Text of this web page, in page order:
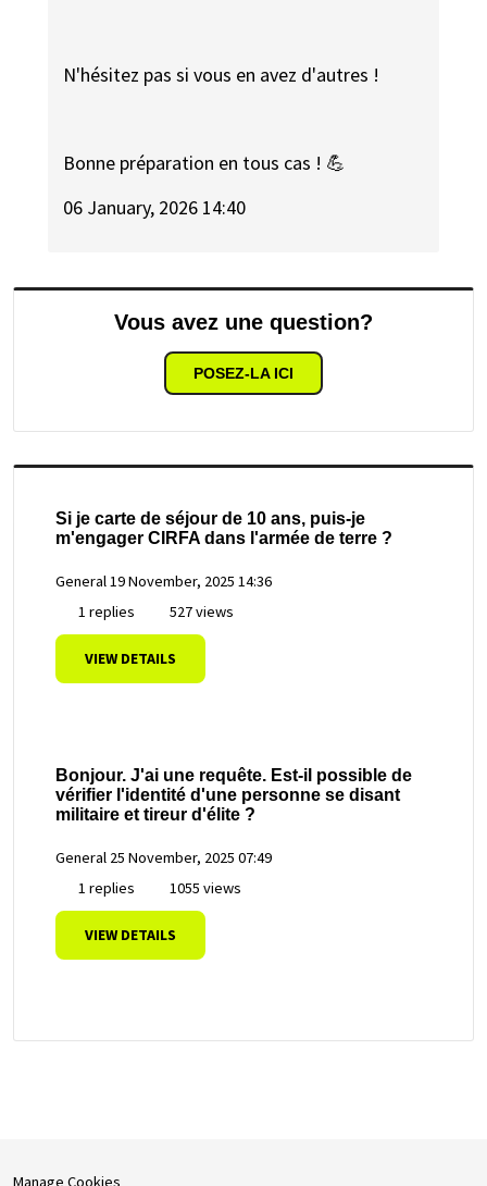
N'hésitez pas si vous en avez d'autres !
Bonne préparation en tous cas ! 💪
06 January, 2026 14:40
Vous avez une question?
POSEZ-LA ICI
Si je carte de séjour de 10 ans, puis-je
m'engager CIRFA dans l'armée de terre ?
General19 November, 2025 14:36
1 replies
527 views
VIEW DETAILS
Bonjour. J'ai une requête. Est-il possible de
vérifier l'identité d'une personne se disant
militaire et tireur d'élite ?
General 25 November, 2025 07:49
1 replies
1055 views
VIEW DETAILS
Manage Cookies